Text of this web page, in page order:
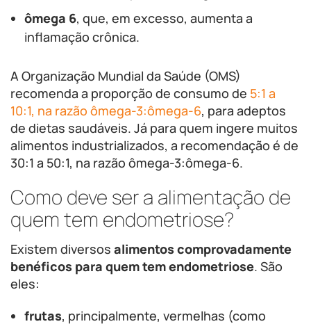
ômega 6, que, em excesso, aumenta a
inflamação crônica.
A Organização Mundial da Saúde (OMS)
recomenda a proporção de consumo de 5:1 a
10:1, na razão ômega-3:ômega-6, para adeptos
de dietas saudáveis. Já para quem ingere muitos
alimentos industrializados, a recomendação é de
30:1 a 50:1, na razão ômega-3:ômega-6.
Como deve ser a alimentação de
quem tem endometriose?
Existem diversos alimentos comprovadamente
benéficos para quem tem endometriose. São
eles:
frutas, principalmente, vermelhas (como